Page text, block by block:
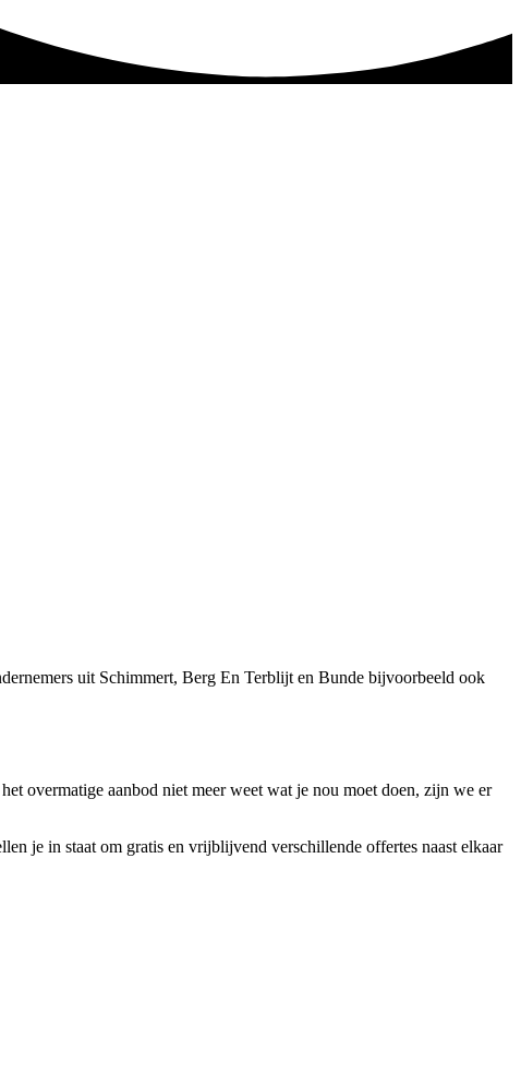
uit Schimmert, Berg En Terblijt en Bunde bijvoorbeeld ook
overmatige aanbod niet meer weet wat je nou moet doen, zijn we er
je in staat om gratis en vrijblijvend verschillende offertes naast elkaar